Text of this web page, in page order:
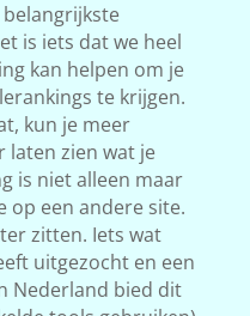
is iets dat we heel
kan helpen om je
te krijgen.
kun je meer
laten zien wat je
is niet alleen maar
op een andere site.
zitten. Iets wat
uitgezocht en een
Nederland bied dit